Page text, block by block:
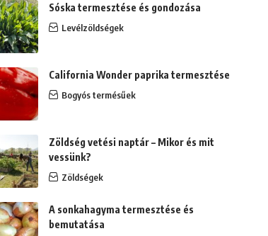
Sóska termesztése és gondozása
Levélzöldségek
California Wonder paprika termesztése
Bogyós termésűek
Zöldség vetési naptár – Mikor és mit
vessünk?
Zöldségek
A sonkahagyma termesztése és
bemutatása